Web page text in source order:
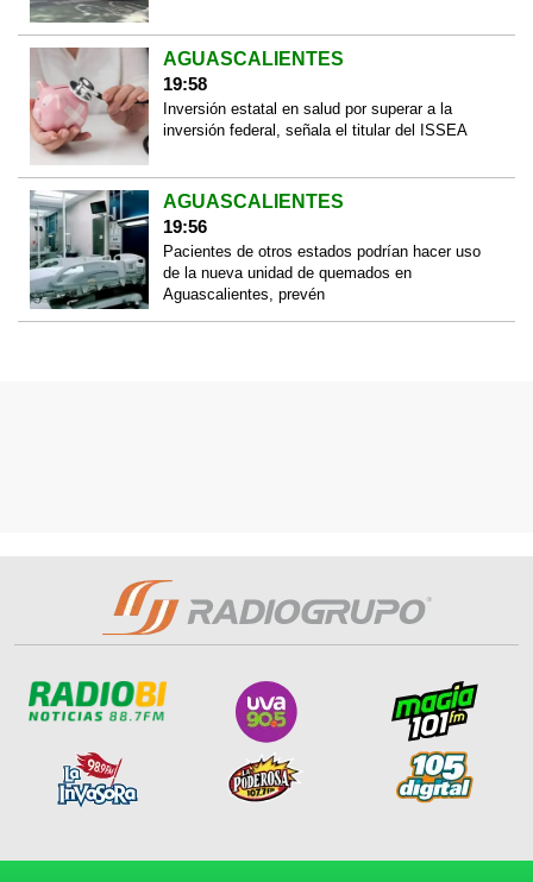
AGUASCALIENTES
19:58
Inversión estatal en salud por superar a la
inversión federal, señala el titular del ISSEA
AGUASCALIENTES
19:56
Pacientes de otros estados podrían hacer uso
de la nueva unidad de quemados en
Aguascalientes, prevén